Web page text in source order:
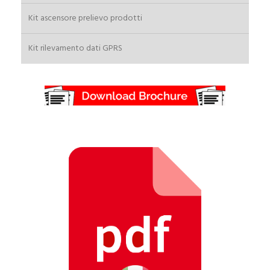
Kit ascensore prelievo prodotti
Kit rilevamento dati GPRS
RIMANI AGGIORNATO SUI NOSTRI PRODOTTI
no